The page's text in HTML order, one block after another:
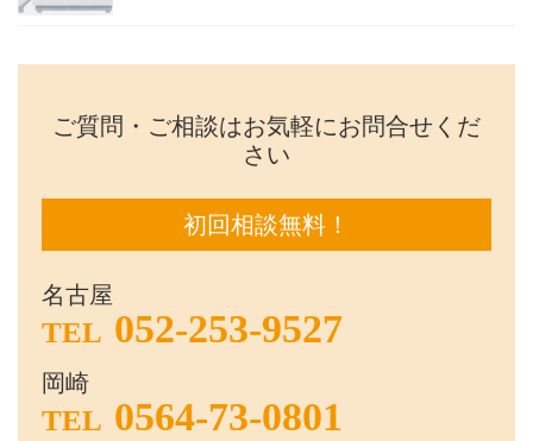
ご質問・ご相談はお気軽にお問合せくだ
さい
初回相談無料！
名古屋
TEL 052-253-9527
岡崎
TEL 0564-73-0801